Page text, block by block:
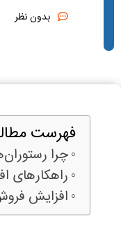
بدون نظر
فهرست
چرا
راهکارهای
افزایش